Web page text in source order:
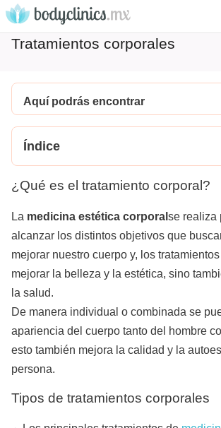
Tratamientos corporales
Aquí podrás encontrar
Índice
¿Qué es el tratamiento corporal?
La medicina estética corporal se realiza
alcanzar los distintos objetivos que
mejorar nuestro cuerpo y, los
mejorar la belleza y la estética, sino
la salud.
De manera individual o combinada se
apariencia del cuerpo tanto del hombre
esto también mejora la calidad y la
persona.
Tipos de tratamientos corporales